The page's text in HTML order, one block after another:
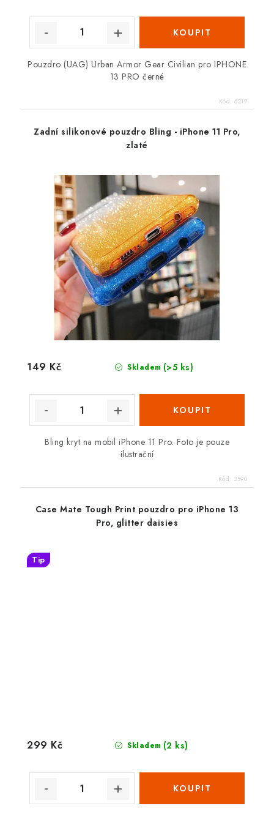
Pouzdro (UAG) Urban Armor Gear Civilian pro IPHONE
13 PRO černé
Kód: 6219
Zadní silikonové pouzdro Bling - iPhone 11 Pro,
zlaté
Skladem (>5 ks)
149 Kč
Bling kryt na mobil iPhone 11 Pro. Foto je pouze
ilustrační
Kód: 3590
Case Mate Tough Print pouzdro pro iPhone 13
Pro, glitter daisies
Tip
Skladem (2 ks)
299 Kč